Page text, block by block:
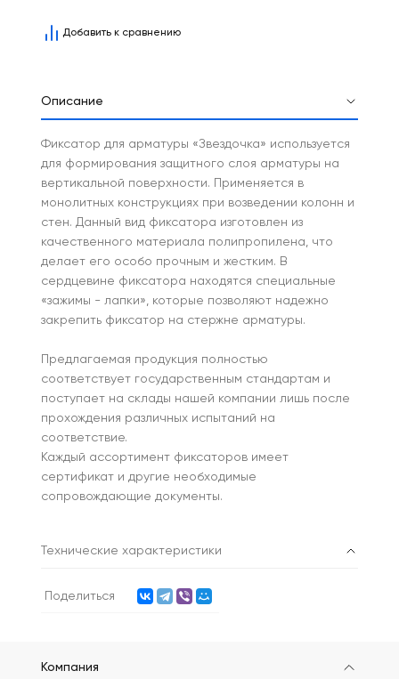
Добавить к сравнению
Описание
Фиксатор для арматуры «Звездочка» используется
для формирования защитного слоя арматуры на
вертикальной поверхности. Применяется в
монолитных конструкциях при возведении колонн и
стен. Данный вид фиксатора изготовлен из
качественного материала полипропилена, что
делает его особо прочным и жестким. В
сердцевине фиксатора находятся специальные
«зажимы - лапки», которые позволяют надежно
закрепить фиксатор на стержне арматуры.
Предлагаемая продукция полностью
соответствует государственным стандартам и
поступает на склады нашей компании лишь после
прохождения различных испытаний на
соответствие.
Каждый ассортимент фиксаторов имеет
сертификат и другие необходимые
сопровождающие документы.
Технические характеристики
Поделиться
Компания